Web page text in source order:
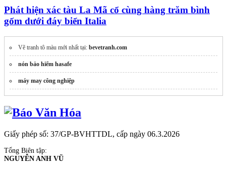
Phát hiện xác tàu La Mã cổ cùng hàng trăm bình
gốm dưới đáy biển Italia
Vẽ tranh tô màu mới nhất tại: bevetranh.com
nón bảo hiểm hasafe
máy may công nghiệp
Giấy phép số: 37/GP-BVHTTDL, cấp ngày 06.3.2026
Tổng Biên tập:
NGUYỄN ANH VŨ